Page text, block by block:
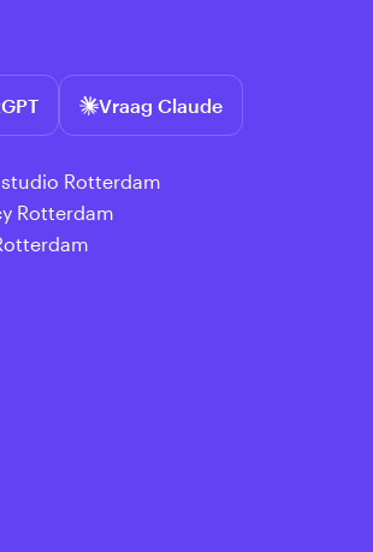
Vraag Claude
Rotterdam
Rotterdam